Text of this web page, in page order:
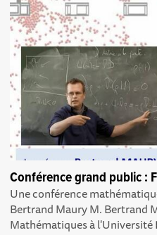
Conférence grand public :
Une conférence
Bertrand Maury M. Bertrand
Mathématiques à l'Université